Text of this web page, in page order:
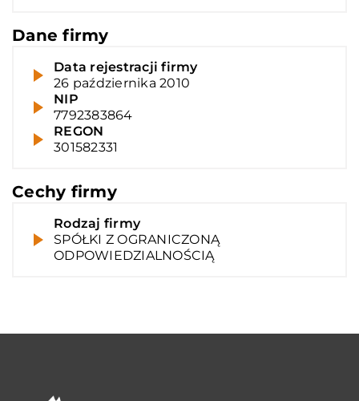
Dane firmy
Data rejestracji firmy
26 października 2010
NIP
7792383864
REGON
301582331
Cechy firmy
Rodzaj firmy
SPÓŁKI Z OGRANICZONĄ
ODPOWIEDZIALNOŚCIĄ